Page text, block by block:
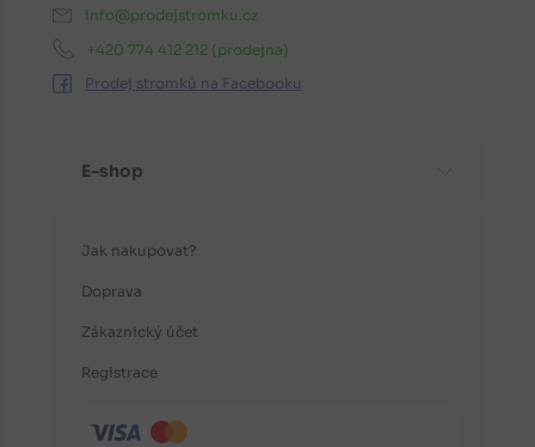
info@prodejstromku.cz
+420 774 412 212 (prodejna)
Prodej stromků na Facebooku
E-shop
Jak nakupovat?
Doprava
Zákaznický účet
Registrace